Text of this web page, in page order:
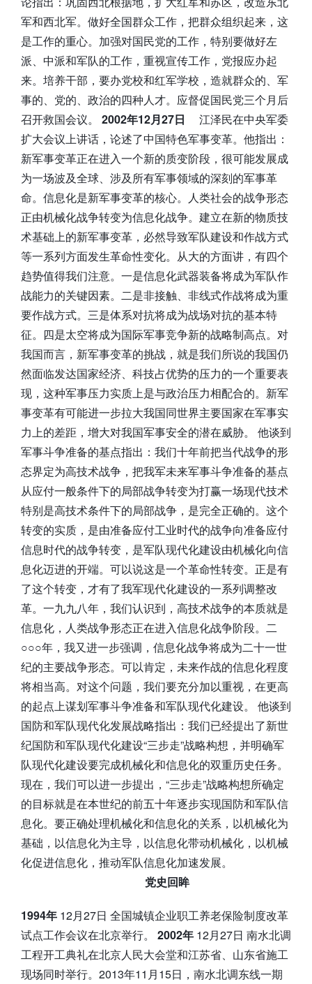
军和西北军。做好全国群众工作，把群众组织起来，这
是工作的重心。加强对国民党的工作，特别要做好左
派、中派和军队的工作，重视宣传工作，党报应办起
来。培养干部，要办党校和红军学校，造就群众的、军
事的、党的、政治的四种人才。应督促国民党三个月后
召开救国会议。 2002年12月27日
江泽民在中央军委
扩大会议上讲话，论述了中国特色军事变革。他指出：
新军事变革正在进入一个新的质变阶段，很可能发展成
为一场波及全球、涉及所有军事领域的深刻的军事革
命。信息化是新军事变革的核心。人类社会的战争形态
正由机械化战争转变为信息化战争。建立在新的物质技
术基础上的新军事变革，必然导致军队建设和作战方式
等一系列方面发生革命性变化。从大的方面讲，有四个
趋势值得我们注意。一是信息化武器装备将成为军队作
战能力的关键因素。二是非接触、非线式作战将成为重
要作战方式。三是体系对抗将成为战场对抗的基本特
征。四是太空将成为国际军事竞争新的战略制高点。对
我国而言，新军事变革的挑战，就是我们所说的我国仍
然面临发达国家经济、科技占优势的压力的一个重要表
现，这种军事压力实质上是与政治压力相配合的。新军
事变革有可能进一步拉大我国同世界主要国家在军事实
力上的差距，增大对我国军事安全的潜在威胁。 他谈到
军事斗争准备的基点指出：我们十年前把当代战争的形
态界定为高技术战争，把我军未来军事斗争准备的基点
从应付一般条件下的局部战争转变为打赢一场现代技术
特别是高技术条件下的局部战争，是完全正确的。这个
转变的实质，是由准备应付工业时代的战争向准备应付
信息时代的战争转变，是军队现代化建设由机械化向信
息化迈进的开端。可以说这是一个革命性转变。正是有
了这个转变，才有了我军现代化建设的一系列调整改
革。一九九八年，我们认识到，高技术战争的本质就是
信息化，人类战争形态正在进入信息化战争阶段。二
○○○年，我又进一步强调，信息化战争将成为二十一世
纪的主要战争形态。可以肯定，未来作战的信息化程度
将相当高。对这个问题，我们要充分加以重视，在更高
的起点上谋划军事斗争准备和军队现代化建设。 他谈到
国防和军队现代化发展战略指出：我们已经提出了新世
纪国防和军队现代化建设“三步走”战略构想，并明确军
队现代化建设要完成机械化和信息化的双重历史任务。
现在，我们可以进一步提出，“三步走”战略构想所确定
的目标就是在本世纪的前五十年逐步实现国防和军队信
息化。要正确处理机械化和信息化的关系，以机械化为
基础，以信息化为主导，以信息化带动机械化，以机械
化促进信息化，推动军队信息化加速发展。
党史回眸
1994年 12月27日 全国城镇企业职工养老保险制度改革
试点工作会议在北京举行。 2002年 12月27日 南水北调
工程开工典礼在北京人民大会堂和江苏省、山东省施工
现场同时举行。2013年11月15日，南水北调东线一期